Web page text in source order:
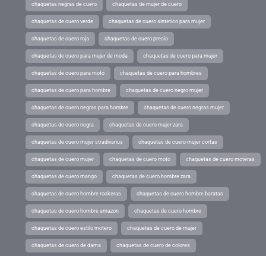
chaquetas negras de cuero chaquetas de mujer de cuero
chaquetas de cuero verde chaquetas de cuero sintetico para mujer
chaquetas de cuero roja chaquetas de cuero precio
chaquetas de cuero para mujer de moda chaquetas de cuero para mujer
chaquetas de cuero para moto chaquetas de cuero para hombres
chaquetas de cuero para hombre chaquetas de cuero negro mujer
chaquetas de cuero negras para hombre chaquetas de cuero negras mujer
chaquetas de cuero negra chaquetas de cuero mujer zara
chaquetas de cuero mujer stradivarius chaquetas de cuero mujer cortas
chaquetas de cuero mujer chaquetas de cuero moto chaquetas de cuero moteras
chaquetas de cuero mango chaquetas de cuero hombre zara
chaquetas de cuero hombre rockeras chaquetas de cuero hombre baratas
chaquetas de cuero hombre amazon chaquetas de cuero hombre
chaquetas de cuero estilo motero chaquetas de cuero de mujer
chaquetas de cuero de dama chaquetas de cuero de colores